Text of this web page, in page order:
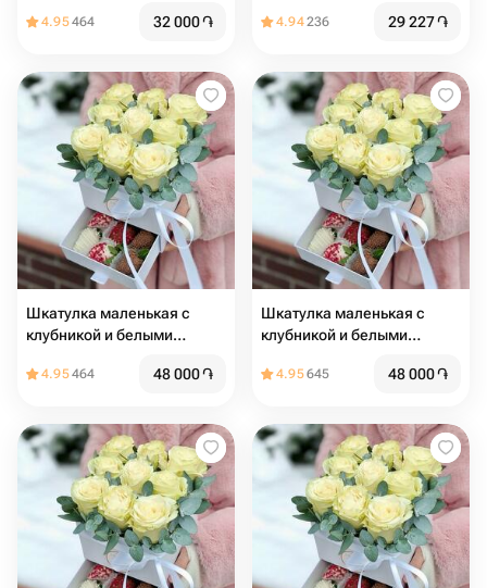
4.95464 32 000֏ 4.94236 29 227֏
Шкатулка маленькая с
клубникой и белыми
4.95464 48 000֏
Шкатулка маленькая с
клубникой и белыми
4.95645 48 000֏